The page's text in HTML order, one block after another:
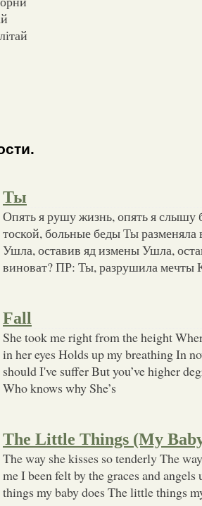
Ты
Опять я рушу жизнь, опять я слышу
тоской, больные беды Ты разменяла
Ушла, оставив яд измены Ушла,
виноват? ПР: Ты, разрушила мечты
Fall
She took me right from the height
in her eyes Holds up my breathing In
should I've suffer But you’ve higher
Who knows why She’s
The Little Things (My
The way she kisses so tenderly The
me I been felt by the graces and
things my baby does The little things